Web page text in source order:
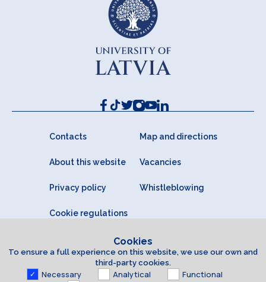
Contacts Map and directions
About this website Vacancies
Privacy policy Whistleblowing
Cookie regulations
Cookies
To ensure a full experience on this website, we use our own and
third-party cookies.
Necessary Analytical
Functional